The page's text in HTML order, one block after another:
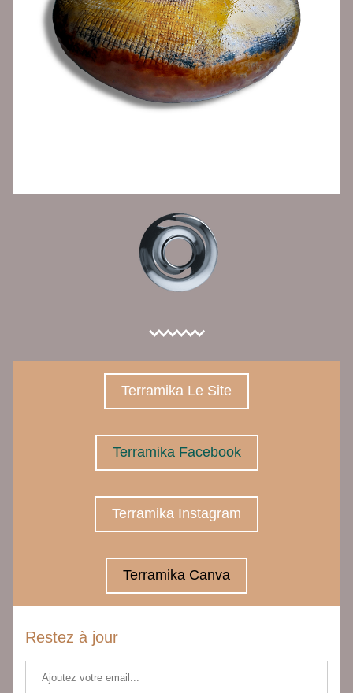
Terramika Le Site
Terramika Facebook
Terramika Instagram
Terramika Canva
Restez à jour